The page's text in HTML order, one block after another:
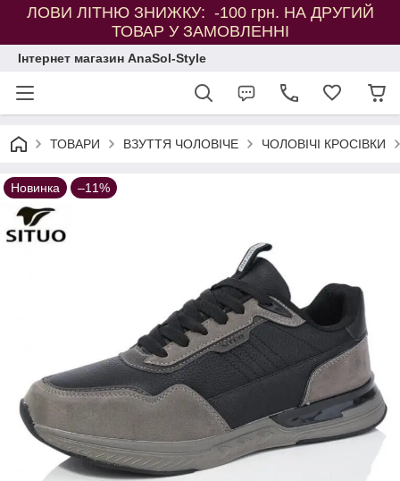
ЛОВИ ЛІТНЮ ЗНИЖКУ: -100 грн. НА ДРУГИЙ
ТОВАР У ЗАМОВЛЕННІ
Інтернет магазин AnaSol-Style
ТОВАРИ ВЗУТТЯ ЧОЛОВІЧЕ ЧОЛОВІЧІ КРОСІВКИ
Новинка –11%